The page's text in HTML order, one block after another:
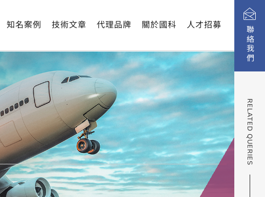
聯絡我們
RELATED QUERIES
知名案例 技術文章 代理品牌 關於國科 人才招募